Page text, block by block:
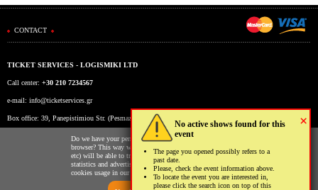
×
No active shows found for this
event
The page you opened possibly refers to a
past date.
Please, check the event information above.
To locate the event you are interested in,
please click the search icon on top of this
CONTACT
TICKET SERVICES - LOGISMIKI LTD
Call center: +30 210 7234567
e-mail: info@ticketservices.gr
Box office: 39, Panepistimiou Str. (Pesmazoglou Arc), Athens, Greece
Working hours: Mon-Fri: 9am-5pmDo we have your permission to store cookies to your
browser? This way we and third parties (Google, Facebook
etc) will be able to track your usage of our website for
statistics and advertising reasons. You may read more on the
cookies usage in our website clickinghere.